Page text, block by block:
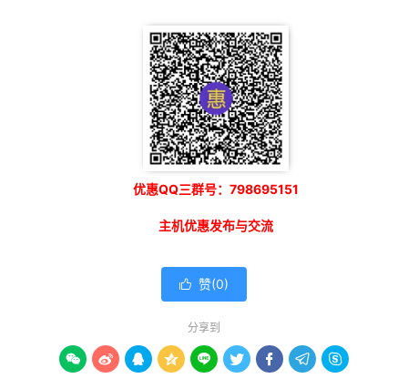
优惠QQ三群号：798695151
主机优惠发布与交流
 赞(0)
分享到
        